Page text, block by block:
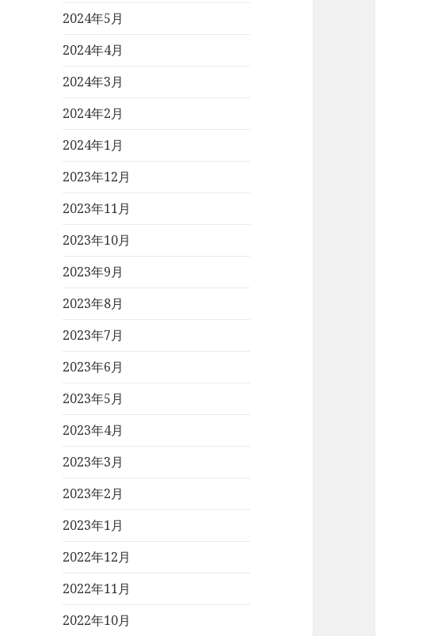
2024年5月
2024年4月
2024年3月
2024年2月
2024年1月
2023年12月
2023年11月
2023年10月
2023年9月
2023年8月
2023年7月
2023年6月
2023年5月
2023年4月
2023年3月
2023年2月
2023年1月
2022年12月
2022年11月
2022年10月